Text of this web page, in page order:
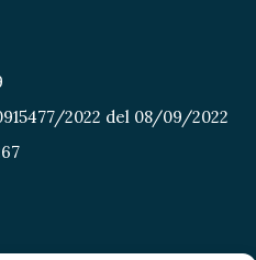
2022 del 08/09/2022